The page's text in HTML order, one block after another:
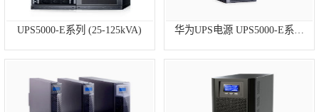
UPS5000-E系列 (25-125kVA)
华为UPS电源 UPS5000-E系列
科士达UPS不间
断电源
华为UPS电源
施耐德UPS电源